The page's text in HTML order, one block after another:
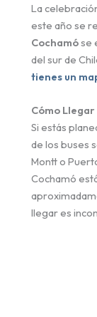
La
este año se
Cochamóse
del sur de
tienes un
Cómo
Si estás
de los buses
Montt o
Cochamó
llegar es